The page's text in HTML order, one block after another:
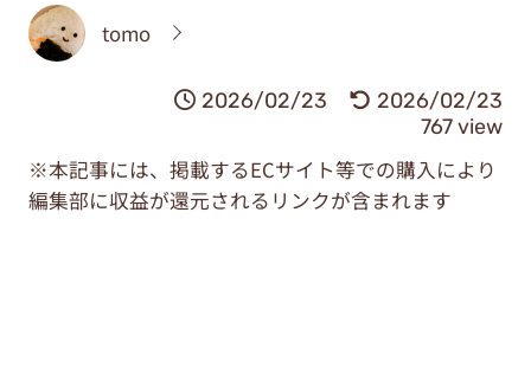
tomo
2026/02/23
2026/02/23
767 view
※本記事には、掲載するECサイト等での購入により
編集部に収益が還元されるリンクが含まれます